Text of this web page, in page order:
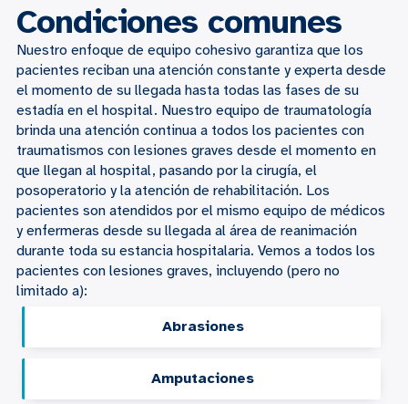
Condiciones comunes
Nuestro enfoque de equipo cohesivo garantiza que los
pacientes reciban una atención constante y experta desde
el momento de su llegada hasta todas las fases de su
estadía en el hospital. Nuestro equipo de traumatología
brinda una atención continua a todos los pacientes con
traumatismos con lesiones graves desde el momento en
que llegan al hospital, pasando por la cirugía, el
posoperatorio y la atención de rehabilitación. Los
pacientes son atendidos por el mismo equipo de médicos
y enfermeras desde su llegada al área de reanimación
durante toda su estancia hospitalaria. Vemos a todos los
pacientes con lesiones graves, incluyendo (pero no
limitado a):
Abrasiones
Amputaciones